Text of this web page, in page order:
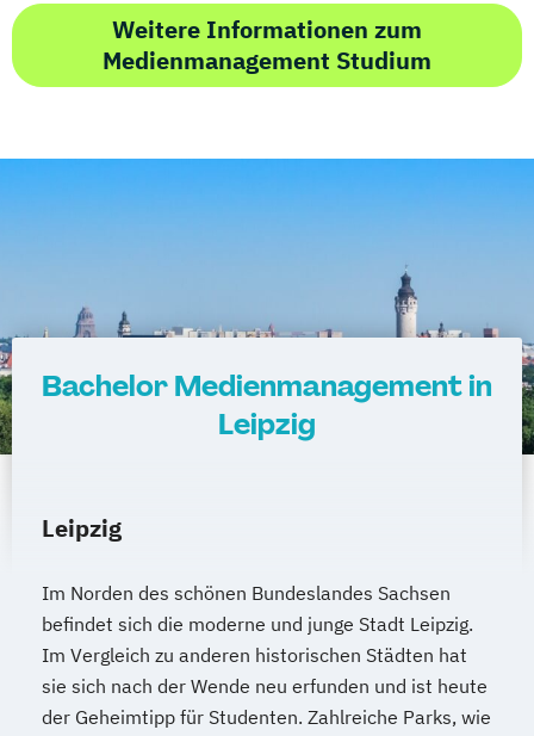
Weitere Informationen zum
Medienmanagement Studium
Bachelor Medienmanagement in
Leipzig
Leipzig
Im Norden des schönen Bundeslandes Sachsen
befindet sich die moderne und junge Stadt Leipzig.
Im Vergleich zu anderen historischen Städten hat
sie sich nach der Wende neu erfunden und ist heute
der Geheimtipp für Studenten. Zahlreiche Parks, wie